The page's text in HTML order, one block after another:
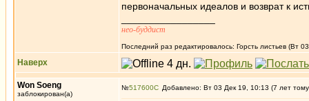
первоначальных идеалов и возврат к
нео-буддист
Последний раз редактировалось: Горсть листьев (Вт
Наверх
Won Soeng
заблокирован(а)
№517600 Добавлено: Вт 03 Дек 19, 10:13 (7 лет